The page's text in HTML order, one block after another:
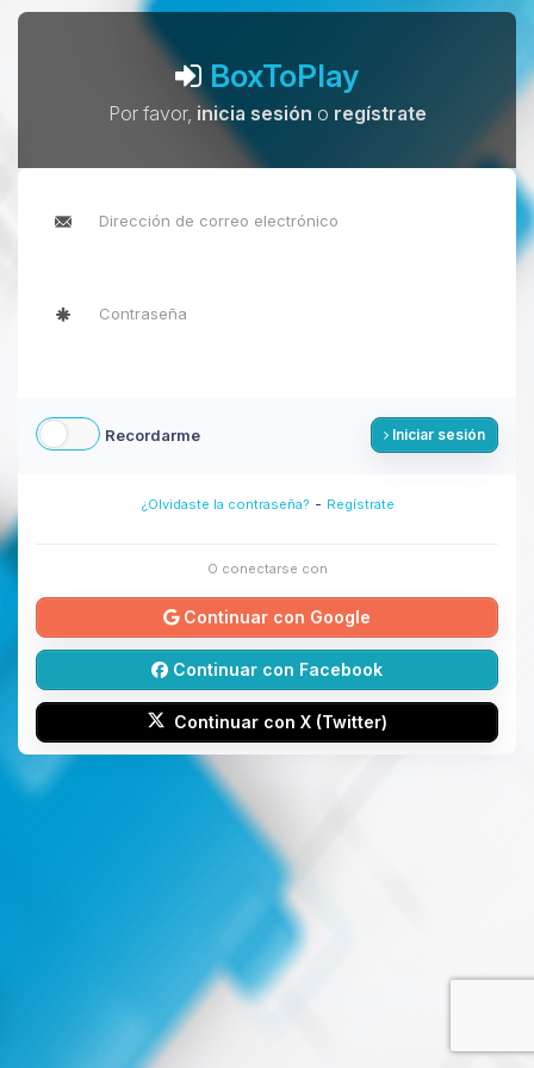
BoxToPlay
Por favor, inicia sesión o regístrate
Recordarme Iniciar sesión
¿Olvidaste la contraseña? - Regístrate
O conectarse con
Continuar con Google
Continuar con Facebook
Continuar con X (Twitter)